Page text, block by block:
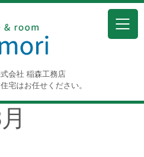
会社 稲森工務店
宅はお任せください。